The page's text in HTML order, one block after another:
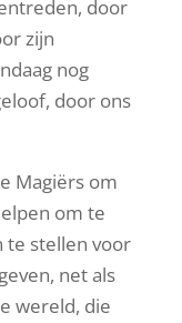
door
zijn
nog
door ons
Magiërs om
om te
te stellen voor
net als
wereld, die